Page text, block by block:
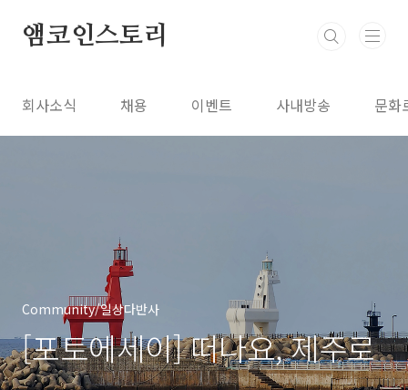
앰코인스토리
회사소식 채용 이벤트 사내방송 문화
Community/일상다반사
[포토에세이] 떠나요, 제주로